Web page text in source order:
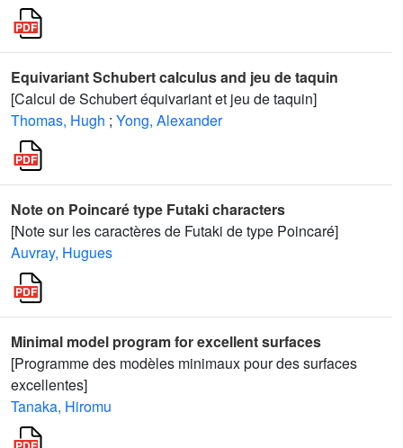
Equivariant Schubert calculus and jeu de taquin
[Calcul de Schubert équivariant et jeu de taquin]
Thomas, Hugh ; Yong, Alexander
Note on Poincaré type Futaki characters
[Note sur les caractères de Futaki de type Poincaré]
Auvray, Hugues
Minimal model program for excellent surfaces
[Programme des modèles minimaux pour des surfaces
excellentes]
Tanaka, Hiromu